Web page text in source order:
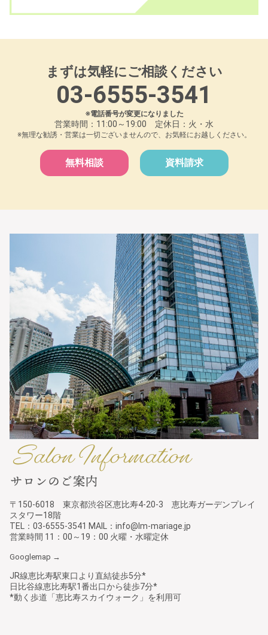
まずは気軽にご相談ください
03-6555-3541
※電話番号が変更になりました
営業時間：11:00～19:00 定休日：火・水
※無理な勧誘・営業は一切ございませんので、お気軽にお越しください。
無料相談 資料請求
〒150-6018 東京都渋谷区恵比寿4-20-3 恵比寿ガーデンプレイ
スタワー18階
TEL：03-6555-3541 MAIL：info@lm-mariage.jp
営業時間 11：00～19：00 火曜・水曜定休
Googlemap →
JR線恵比寿駅東口より直結徒歩5分*
日比谷線恵比寿駅1番出口から徒歩7分*
*動く歩道「恵比寿スカイウォーク」を利用可